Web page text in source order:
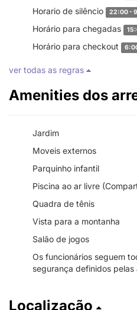
Horario de silêncio 22:00 -
Horário para chegadas
Horário para checkout
ver todas as regras
Amenities dos
Jardim
Moveis externos
Parquinho infantil
Piscina ao ar livre
Quadra de tênis
Vista para a montanha
Salão de jogos
Os funcionários seguem
segurança definidos
Localização